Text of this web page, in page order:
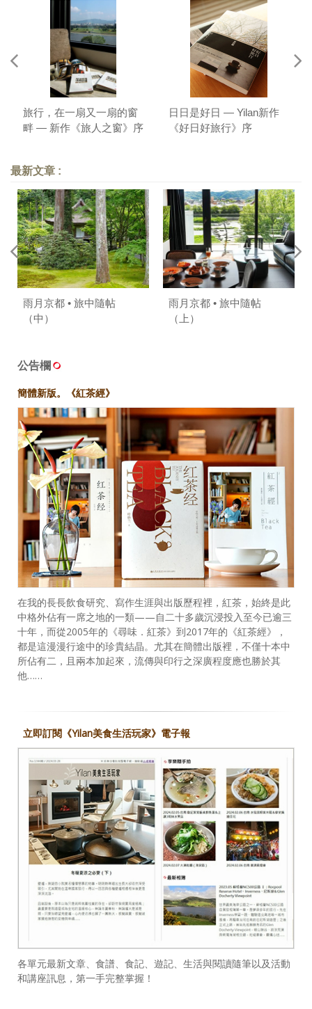
旅行，在一扇又一扇的窗
畔 — 新作《旅人之窗》序
日日是好日 — Yilan新作
《好日好旅行》序
最新文章 :
雨月京都 • 旅中隨帖
（中）
雨月京都 • 旅中隨帖
（上）
公告欄
簡體新版。《紅茶經》
在我的長長飲食研究、寫作生涯與出版歷程裡，紅茶，始終是此
中格外佔有一席之地的一類——自二十多歲沉浸投入至今已逾三
十年，而從2005年的《尋味．紅茶》到2017年的《紅茶經》，
都是這漫漫行途中的珍貴結晶。尤其在簡體出版裡，不僅十本中
所佔有二，且兩本加起來，流傳與印行之深廣程度應也勝於其
他……
立即訂閱《Yilan美食生活玩家》電子報
各單元最新文章、食譜、食記、遊記、生活與閱讀隨筆以及活動
和講座訊息，第一手完整掌握！